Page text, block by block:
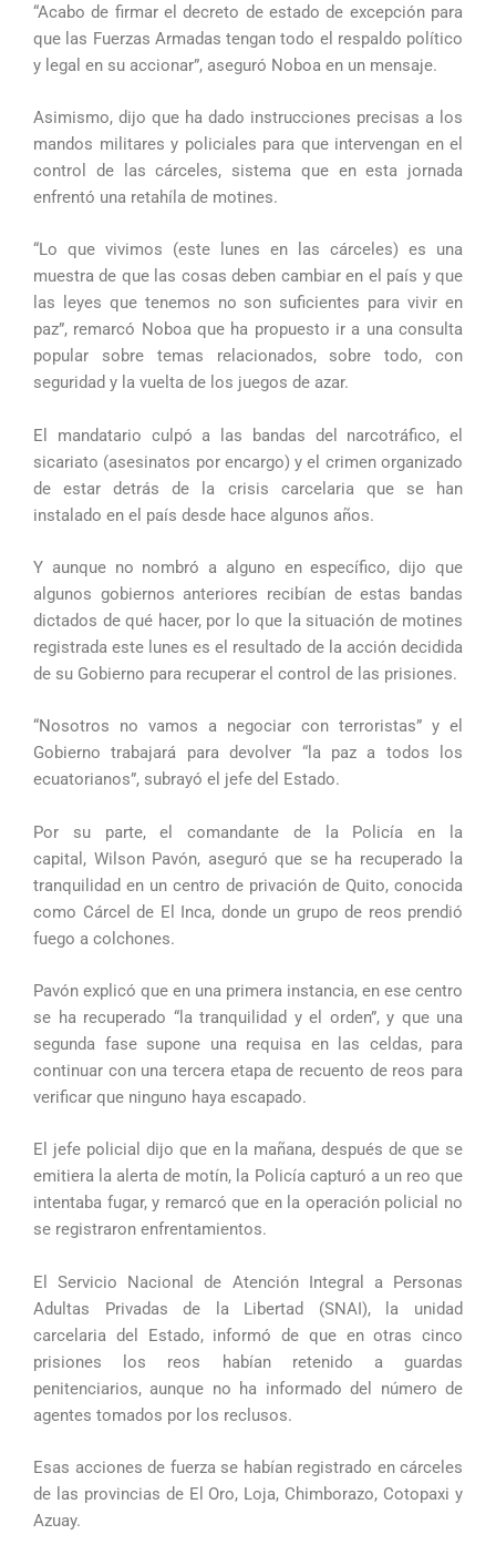
“Acabo de firmar el decreto de estado de excepción para
que las Fuerzas Armadas tengan todo el respaldo político
y legal en su accionar”, aseguró Noboa en un mensaje.
Asimismo, dijo que ha dado instrucciones precisas a los
mandos militares y policiales para que intervengan en el
control de las cárceles, sistema que en esta jornada
enfrentó una retahíla de motines.
“Lo que vivimos (este lunes en las cárceles) es una
muestra de que las cosas deben cambiar en el país y que
las leyes que tenemos no son suficientes para vivir en
paz”, remarcó Noboa que ha propuesto ir a una consulta
popular sobre temas relacionados, sobre todo, con
seguridad y la vuelta de los juegos de azar.
El mandatario culpó a las bandas del narcotráfico, el
sicariato (asesinatos por encargo) y el crimen organizado
de estar detrás de la crisis carcelaria que se han
instalado en el país desde hace algunos años.
Y aunque no nombró a alguno en específico, dijo que
algunos gobiernos anteriores recibían de estas bandas
dictados de qué hacer, por lo que la situación de motines
registrada este lunes es el resultado de la acción decidida
de su Gobierno para recuperar el control de las prisiones.
“Nosotros no vamos a negociar con terroristas” y el
Gobierno trabajará para devolver “la paz a todos los
ecuatorianos”, subrayó el jefe del Estado.
Por su parte, el comandante de la Policía en la
capital, Wilson Pavón, aseguró que se ha recuperado la
tranquilidad en un centro de privación de Quito, conocida
como Cárcel de El Inca, donde un grupo de reos prendió
fuego a colchones.
Pavón explicó que en una primera instancia, en ese centro
se ha recuperado “la tranquilidad y el orden”, y que una
segunda fase supone una requisa en las celdas, para
continuar con una tercera etapa de recuento de reos para
verificar que ninguno haya escapado.
El jefe policial dijo que en la mañana, después de que se
emitiera la alerta de motín, la Policía capturó a un reo que
intentaba fugar, y remarcó que en la operación policial no
se registraron enfrentamientos.
El Servicio Nacional de Atención Integral a Personas
Adultas Privadas de la Libertad (SNAI), la unidad
carcelaria del Estado, informó de que en otras cinco
prisiones los reos habían retenido a guardas
penitenciarios, aunque no ha informado del número de
agentes tomados por los reclusos.
Esas acciones de fuerza se habían registrado en cárceles
de las provincias de El Oro, Loja, Chimborazo, Cotopaxi y
Azuay.